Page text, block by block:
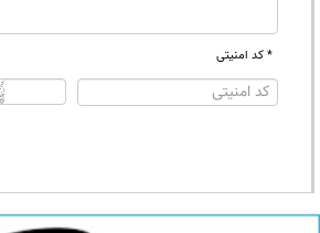
* کد امنیتی